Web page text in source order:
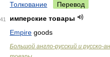
Толкование Перевод
41
имперские товары
Empire goods
Большой англо-русский и русско-